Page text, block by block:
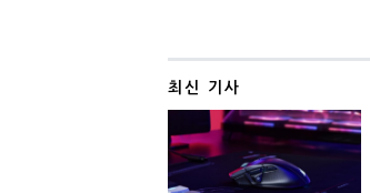
최신 기사